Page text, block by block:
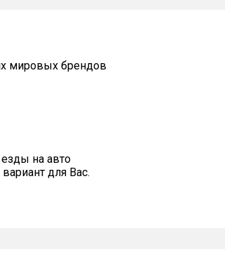
мировых брендов
на авто
для Вас.